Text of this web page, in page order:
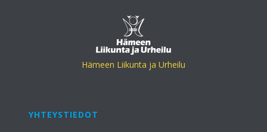
Hämeen Liikunta ja Urheilu
YHTEYSTIEDOT